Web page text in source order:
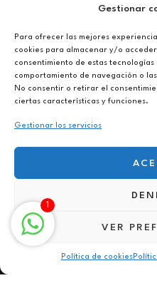
Gestionar
Para ofrecer las mejores
cookies para almacenar y/o
consentimiento de estas
comportamiento de navegación o
No consentir o retirar el
ciertas características y funciones.
Gestionar los servicios
VER
Política de cookies
De lunes a viernes de 10h a
Aviso legal
Política de privacidad
Política de cookies
Terapia para el
1